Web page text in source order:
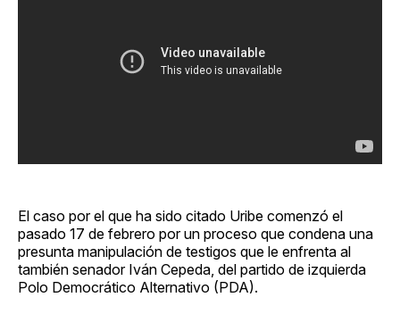
El caso por el que ha sido citado Uribe comenzó el
pasado 17 de febrero por un proceso que condena una
presunta manipulación de testigos que le enfrenta al
también senador Iván Cepeda, del partido de izquierda
Polo Democrático Alternativo (PDA).